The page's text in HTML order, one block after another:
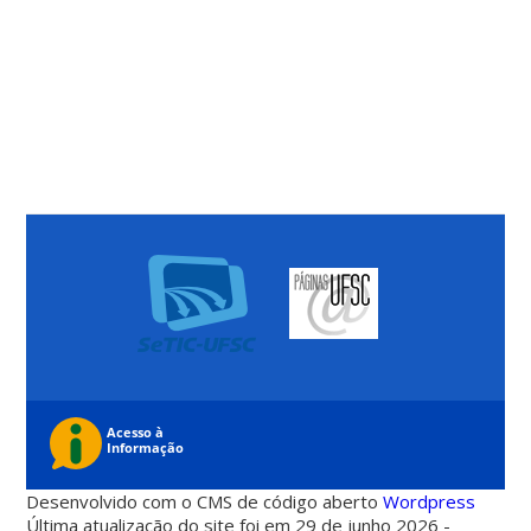
Desenvolvido com o CMS de código abertoWordpress
Última atualização do site foi em 29 de junho 2026 -